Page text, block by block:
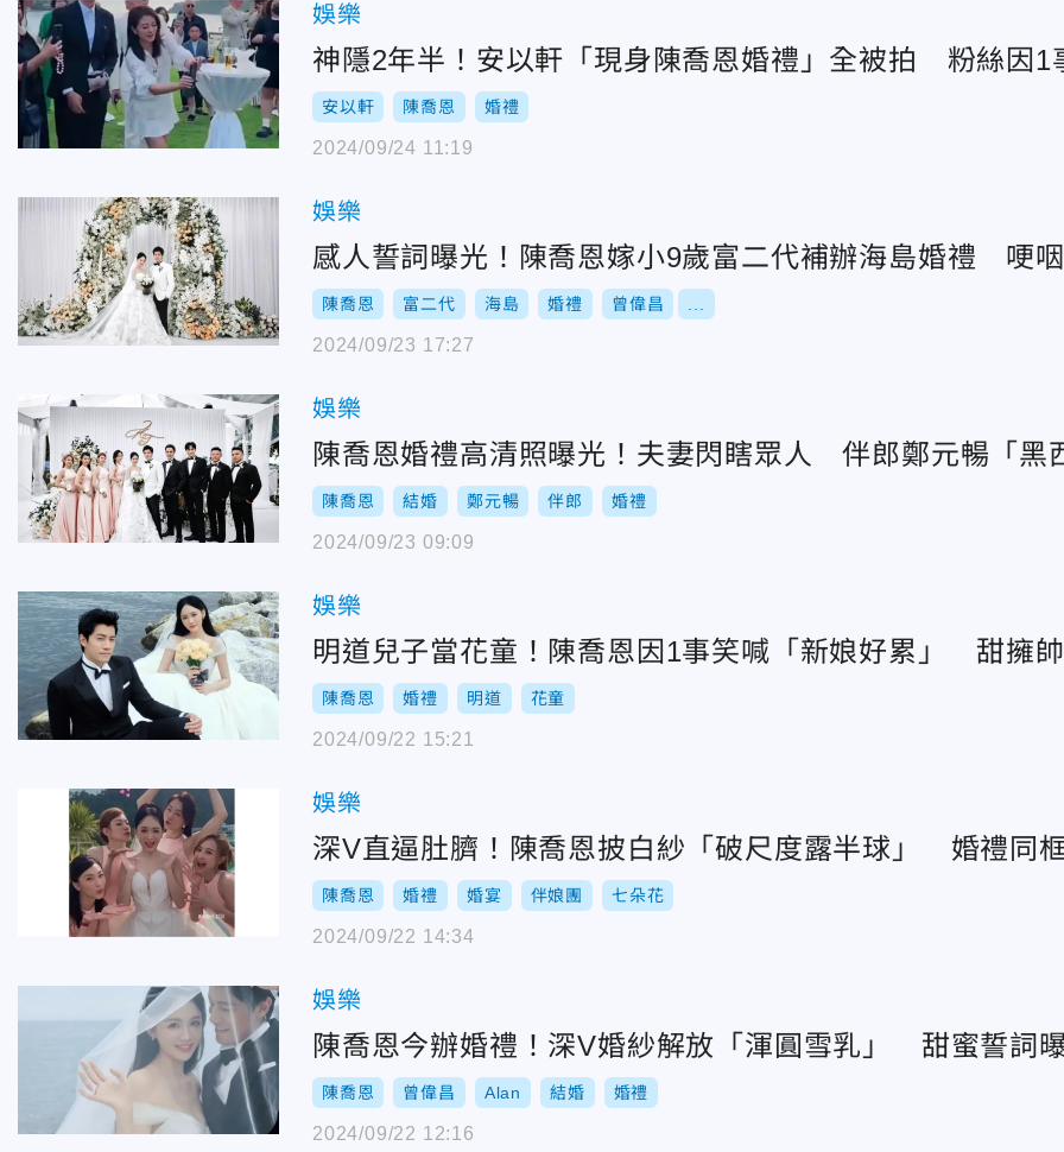
娛樂
神隱2年半！安以軒「現身陳喬恩婚禮」全被拍 粉絲因1
安以軒 陳喬恩 婚禮
2024/09/24 11:19
娛樂
感人誓詞曝光！陳喬恩嫁小9歲富二代補辦海島婚禮 哽
陳喬恩 富二代 海島 婚禮 曾偉昌
2024/09/23 17:27
娛樂
陳喬恩婚禮高清照曝光！夫妻閃瞎眾人 伴郎鄭元暢「黑
陳喬恩 結婚 鄭元暢 伴郎 婚禮
2024/09/23 09:09
娛樂
明道兒子當花童！陳喬恩因1事笑喊「新娘好累」 甜擁
陳喬恩 婚禮 明道 花童
2024/09/22 15:21
娛樂
深V直逼肚臍！陳喬恩披白紗「破尺度露半球」 婚禮同
陳喬恩 婚禮 婚宴 伴娘團 七朵花
2024/09/22 14:34
娛樂
陳喬恩今辦婚禮！深V婚紗解放「渾圓雪乳」 甜蜜誓詞
陳喬恩 曾偉昌 Alan 結婚 婚禮
2024/09/22 12:16